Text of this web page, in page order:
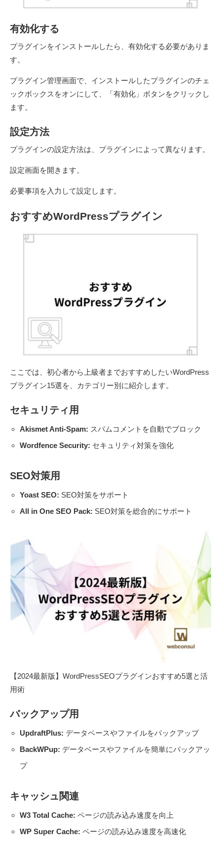
有効化する
プラグインをインストールしたら、有効化する必要がありま
す。
プラグイン管理画面で、インストールしたプラグインのチェ
ックボックスをオンにして、「有効化」ボタンをクリックし
ます。
設定方法
プラグインの設定方法は、プラグインによって異なります。
設定画面を開きます。
必要事項を入力して設定します。
おすすめWordPressプラグイン
ここでは、初心者から上級者までおすすめしたいWordPress
プラグイン15選を、カテゴリー別に紹介します。
セキュリティ用
Akismet Anti-Spam: スパムコメントを自動でブロック
Wordfence Security: セキュリティ対策を強化
SEO対策用
Yoast SEO: SEO対策をサポート
All in One SEO Pack: SEO対策を総合的にサポート
【2024最新版】WordPressSEOプラグインおすすめ5選と活
用術
バックアップ用
UpdraftPlus: データベースやファイルをバックアップ
BackWPup: データベースやファイルを簡単にバックアッ
プ
キャッシュ関連
W3 Total Cache: ページの読み込み速度を向上
WP Super Cache: ページの読み込み速度を高速化